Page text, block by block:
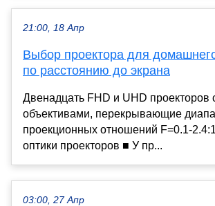
21:00, 18 Апр
Выбор проектора для
по расстоянию до экрана
Двенадцать FHD и UHD проекторов
объективами, перекрывающие
проекционных отношений F=0.1-
оптики проекторов ■ У пр...
03:00, 27 Апр